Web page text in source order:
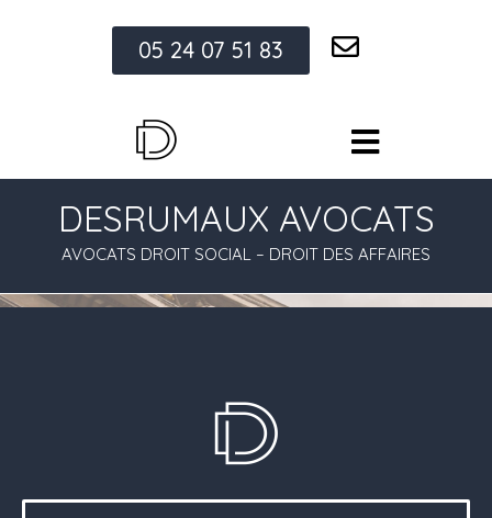
05 24 07 51 83
DESRUMAUX AVOCATS
AVOCATS DROIT SOCIAL – DROIT DES AFFAIRES